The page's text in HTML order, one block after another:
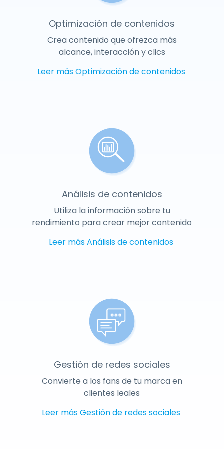
Optimización de contenidos
Crea contenido que ofrezca más
alcance, interacción y clics
Leer másOptimización de contenidos
Análisis de contenidos
Utiliza la información sobre tu
rendimiento para crear mejor contenido
Leer másAnálisis de contenidos
Gestión de redes sociales
Convierte a los fans de tu marca en
clientes leales
Gestión de redes sociales